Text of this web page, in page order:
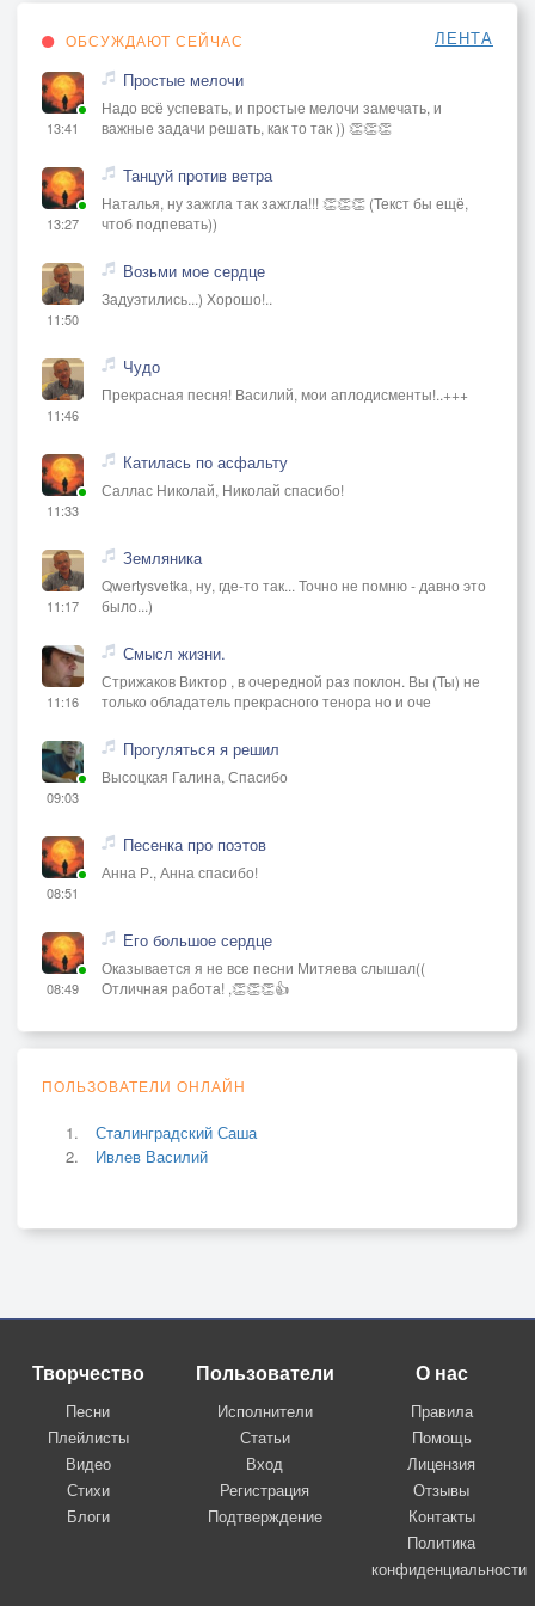
Тело усталое сбросило тяжесть,
Легко и свободно, как птице, почудилось,
Что над Рейхстагом взвилась в 45-м.
А утром дворники с длинными метлами
Многоэтажной, изысканной речью
Вынесут тело, сжимавшее крепко
В холодной руке потертое время...
ОБСУЖДАЮТ СЕЙЧАС ЛЕНТА
13:41
Простые мелочи
Надо всё успевать, и простые мелочи замечать, и
важные задачи решать, как то так )) 👏👏👏
13:27
Танцуй против ветра
Наталья, ну зажгла так зажгла!!! 👏👏👏 (Текст бы ещё,
чтоб подпевать))
11:50
Возьми мое сердце
Задуэтились...) Хорошо!..
11:46
Чудо
Прекрасная песня! Василий, мои аплодисменты!..+++
11:33
Катилась по асфальту
Саллас Николай, Николай спасибо!
11:17
Земляника
Qwertysvetka, ну, где-то так... Точно не помню - давно это
было...)
11:16
Смысл жизни.
Стрижаков Виктор , в очередной раз поклон. Вы (Ты) не
только обладатель прекрасного тенора но и оче
09:03
Прогуляться я решил
Высоцкая Галина, Спасибо
08:51
Песенка про поэтов
Анна Р., Анна спасибо!
08:49
Его большое сердце
Оказывается я не все песни Митяева слышал((
Отличная работа! ,👏👏👏👍
ПОЛЬЗОВАТЕЛИ ОНЛАЙН
Сталинградский Саша
Ивлев Василий
Творчество
Песни
Плейлисты
Видео
Стихи
Блоги
Пользователи
Исполнители
Статьи
Вход
Регистрация
Подтверждение
О нас
Правила
Помощь
Лицензия
Отзывы
Контакты
Политика
конфиденциальности